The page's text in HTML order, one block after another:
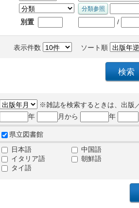
別置 /
表示件数 ソート順
※雑誌を検索するときは、出版
年
月から 年
県立図書館
日本語
中国語
イタリア語
朝鮮語
タイ語